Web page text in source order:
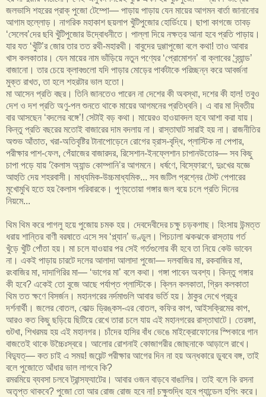
জলভাসি শহরের প্রাক্ পুজো টেম্পো— পাড়ায় পাড়ায় যেন মায়ের আগমন বার্তা জানানোর
আগাম হুল্লোড়। নাগরিক মহাকাশ ছয়লাপ খুঁটিপুজোর হোর্ডিংয়ে। ছাপা কাগজে তাবড়
‘সেলেব’দের ছবি খুঁটিপুজোর উদ্বোধনীতে। পাল্লা দিয়ে নক্ষত্র আনা হবে প্রতি পাড়ায়।
যার যত ‘খুঁটি’র জোর তার তত রথী-মহারথী। বাবুদের দুগ্গাপুজো বলে কথা! তাও আবার
খাস কলকাতার। যেন মায়ের নাম ভাঁড়িয়ে নতুন পণ্যের ‘প্রোমোশন’ বা ক্লাবের ‘ব্র্যান্ড’
বাজানো। তার চেয়ে ক্লাবগুলো যদি পাড়ার মোড়ের পার্কটাকে পরিচ্ছন্ন করে আবর্জনা
মুক্ত রাখত, তা হলে শহরটার ভাল হতো।
মা আসেন প্রতি বছর। তিনি জানতেও পারেন না দেশের কী অবস্থা, দশের কী হাল! তবুও
দেশ ও দশ প্রতি অণু-পল শুনতে থাকে মায়ের আগমনের প্রতিধ্বনি। এ বার মা দ্বিতীয়
বার আসছেন ‘বদলের বঙ্গে’! সেটাই বড় কথা। মায়েরও হাওয়াবদল হবে আশা করা যায়।
কিন্তু প্রতি বছরের মতোই বাজারের দাম বদলায় না। রাস্তাঘাট সারাই হয় না। রাজনীতির
অশুভ আঁতাত, খরা-অতিবৃষ্টির টানাপোড়েনে রোগের হ্রাস-বৃদ্ধি, প্লাস্টিক না পেপার,
পরীক্ষার পাশ-ফেল, পেঁয়াজের বাজারদর, রিসেশান-ইনফ্লেশান চাপানউতোর— সব কিছু
চাপা পড়ে যায় ‘কৈলাস অ্যান্ড কোম্পানি’র আগমনে। ধর্ষণে, বিস্ফোরণে, দুঃখের যজ্ঞে
আহুতি দেয় শহরবাসী। মাধ্যমিক-উচ্চমাধ্যমিক... সব জটিল প্রশ্নের টেস্ট পেপারের
মুখোমুখি হতে হয় কৈলাস পরিবারকে। পুণ্যতোয়া গঙ্গার জল বয়ে চলে প্রতি দিনের
নিয়মে...
থিম থিম করে পাগলু হয়ে পুজোয় চমক হয়। দেবদেবীদের চক্ষু চড়কগাছ। হিংসায় উন্মত্ত
ধরায় শান্তির বাণী বরষাতে এসে সব ‘প্ল্যান’ ভণ্ডুল। পিচঢালা ঝকঝকে রাস্তায় গর্ত
খুঁড়ে খুঁটি পোঁতা হয়। মা চলে যাওয়ার পর সেই গর্তগুলোর কী হবে তা নিয়ে কেউ ভাবেন
না। একই পাড়ায় চারটে দলের আলাদা আলাদা পুজো— দলবাজির মা, রকবাজির মা,
রংবাজির মা, দাদাগিরির মা— ‘ভাগের মা’ বলে কথা। গঙ্গা পাবেন অবশ্য। কিন্তু গঙ্গার
কী হবে? একেই তো বুজে আছে পর্যাপ্ত প্লাস্টিকে। ক্লিন কলকাতা, গ্রিন কলকাতা
থিম তত ক্ষণে বিসর্জন। মহানগরের নর্দমাগুলি আবার ভর্তি হয়। ঠাকুর দেখে প্রচুর
দর্শনার্থী। জলের বোতল, কোল্ড ড্রিঙ্কস-এর বোতল, কফির কাপ, আইসক্রিমের কাপ,
আরও কত কিছু ছড়িয়ে ছিটিয়ে রেখে তারা চলে যায় এই মহানগরের রাস্তাঘাটে। তেরঙ্গা,
গুটখা, শিখরময় হয় এই মহানগর। চাঁদের হাসির বাঁধ ভেঙে মাইক্রোফোনের স্পিকারে গান
বাজতেই থাকে উচ্চৈঃস্বরে। আলোর রোশনাই কোজাগরীর জোছনাকে আড়ালে রাখে।
বিদ্যুত্— কত চাই এ সময়! জয়েন্ট পরীক্ষার আগের দিন না হয় অন্ধকারে ডুববে বঙ্গ, তাই
বলে পুজোতে আঁধার ভাল লাগবে কি?
রমরমিয়ে ব্যবসা চলবে ট্রান্সফ্যাটের। আবার ওজন বাড়বে বাঙালির। তাই বলে কি রসনা
অতৃপ্ত থাকবে? পুজো তো আর রোজ রোজ হবে না! চক্ষুশুদ্ধি হবে প্যান্ডেল হপিং করে।